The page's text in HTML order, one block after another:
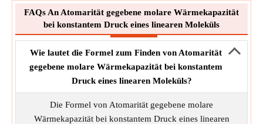
FAQs An Atomarität gegebene molare Wärmekapazität
bei konstantem Druck eines linearen Moleküls
Wie lautet die Formel zum Finden von Atomarität
gegebene molare Wärmekapazität bei konstantem
Druck eines linearen Moleküls?
Die Formel von Atomarität gegebene molare
Wärmekapazität bei konstantem Druck eines linearen